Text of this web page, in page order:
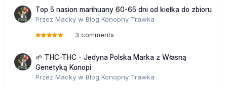
Top 5 nasion marihuany 60-65 dni od kiełka do zbioru
Przez Macky w Blog Konopny Trawka
3 comments
🌱 THC-THC - Jedyna Polska Marka z Własną
Genetyką Konopi
Przez Macky w Blog Konopny Trawka